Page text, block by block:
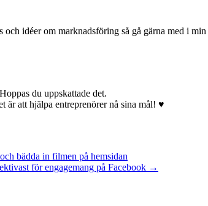
idéer om marknadsföring så gå gärna med i min
du uppskattade det.
är att hjälpa entreprenörer nå sina mål! ♥
bädda in filmen på hemsidan
för engagemang på Facebook →